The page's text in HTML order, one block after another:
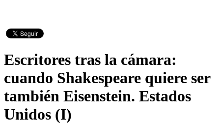
Escritores tras la cámara:
cuando Shakespeare quiere ser
también Eisenstein. Estados
Unidos (I)